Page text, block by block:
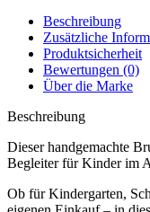
Beschreibung
Zusätzliche
Produktsicherheit
Bewertungen (0)
Über die Marke
Beschreibung
Dieser handgemachte
Begleiter für Kinder im
Ob für Kindergarten,